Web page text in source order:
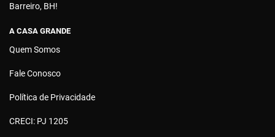
Barreiro, BH!
A CASA GRANDE
Quem Somos
Fale Conosco
Política de Privacidade
CRECI: PJ 1205